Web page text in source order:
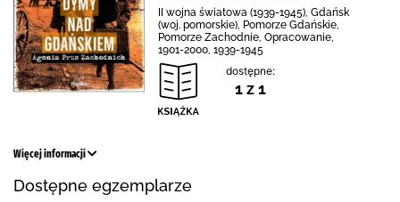
II wojna światowa (1939-1945), Gdańsk
(woj. pomorskie), Pomorze Gdańskie,
Pomorze Zachodnie, Opracowanie,
1901-2000, 1939-1945
dostępne:
1 z 1
Więcej informacji
Dostępne egzemplarze